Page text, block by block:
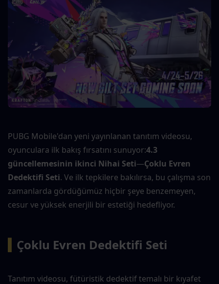
PUBG Mobile'dan yeni yayınlanan tanıtım videosu,
oyunculara ilk bakış fırsatını sunuyor:4.3
güncellemesinin ikinci Nihai Seti—Çoklu Evren
Dedektifi Seti. Ve ilk tepkilere bakılırsa, bu çalışma son
zamanlarda gördüğümüz hiçbir şeye benzemeyen,
cesur ve yüksek enerjili bir estetiği hedefliyor.
Çoklu Evren Dedektifi Seti
Tanıtım videosu, fütüristik dedektif temalı bir kıyafet